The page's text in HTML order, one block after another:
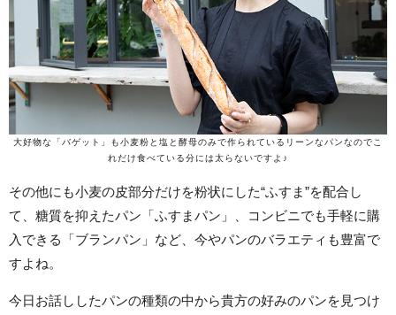
大好物な「バゲット」も小麦粉と塩と酵母のみで作られているリーンなパンなのでこ
れだけ食べている分には太らないですよ♪
その他にも小麦の皮部分だけを粉状にした“ふすま”を配合し
て、糖質を抑えたパン「ふすまパン」、コンビニでも手軽に購
入できる「ブランパン」など、今やパンのバラエティも豊富で
すよね。
今日お話ししたパンの種類の中から貴方の好みのパンを見つけ